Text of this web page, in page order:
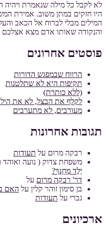
לא לקבל כל מילה שנאמרת ויהיה
היו חזקים במתן משוב. אמירת
המילים מבלי לברוח אל הכאב
והנקודה שאותו אדם מצא
פוסטים אחרונים
הרווח שבמפגש הדורות
תקיפות היא לא שתלטנות
(ללא כותרת)
לקלף את הבצל, לא את
מעורבים, לא מתערבים
תגובות אחרונות
רבקה מרום על תעודות
משפחת צדוק ( נועה ואוהד
יֶלֶד מְחֻנָּךְ?
דר' רבקה מרום על
בן סימון זוהר קלין על האם
גברי על תעודות
ארכיונים